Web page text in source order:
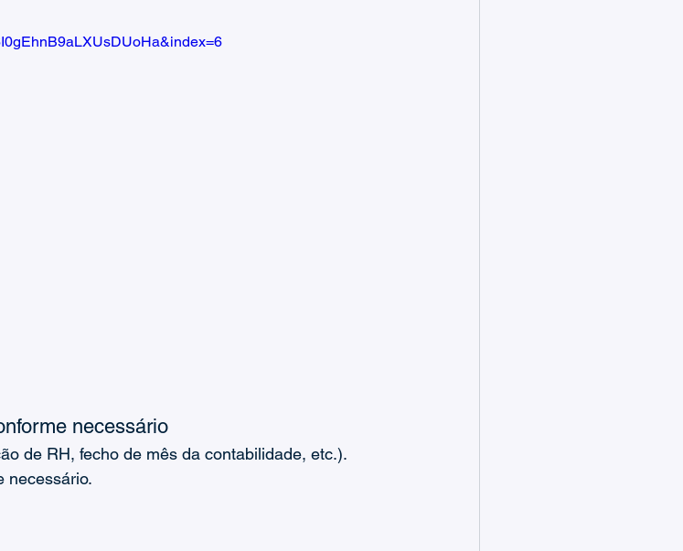
necessário
de RH, fecho de mês da contabilidade, etc.).
necessário.